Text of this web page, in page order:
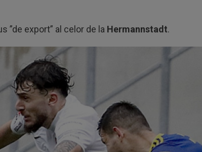
”de export” al celor de la Hermannstadt.